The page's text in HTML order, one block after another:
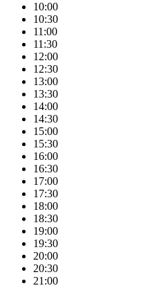
10:00
10:30
11:00
11:30
12:00
12:30
13:00
13:30
14:00
14:30
15:00
15:30
16:00
16:30
17:00
17:30
18:00
18:30
19:00
19:30
20:00
20:30
21:00